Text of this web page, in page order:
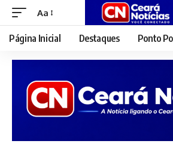
Font
Resizer
Aa
Página Inicial Destaques Ponto